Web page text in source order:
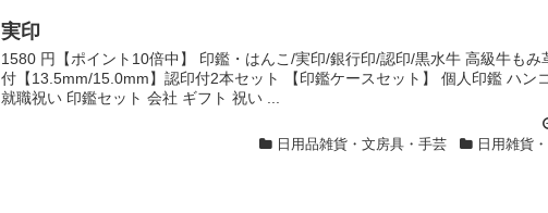
実印
1580 円【ポイント10倍中】 印鑑・はんこ/実印/銀行印/認印/黒水牛 高級牛もみ
付【13.5mm/15.0mm】認印付2本セット 【印鑑ケースセット】 個人印鑑 ハン
就職祝い 印鑑セット 会社 ギフト 祝い ...
日用品雑貨・文房具・手芸
日用雑貨